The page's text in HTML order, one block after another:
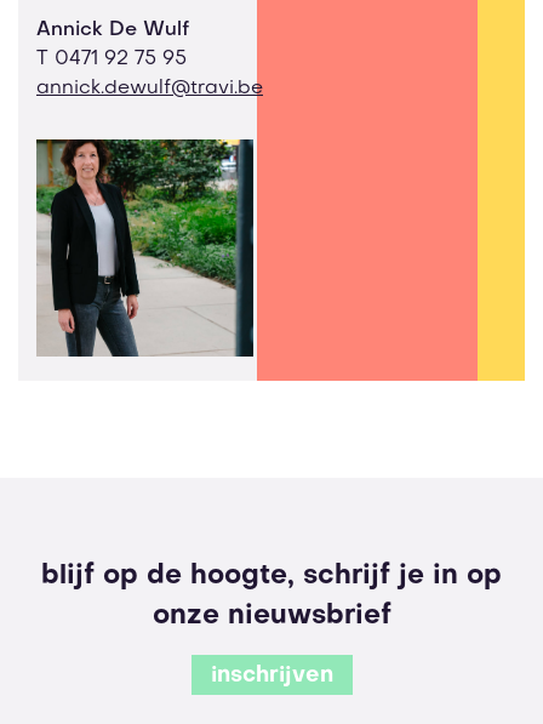
Annick De Wulf
0471 92 75 95
annick.dewulf@travi.be
blijf op de hoogte, schrijf je in op
onze nieuwsbrief
inschrijven